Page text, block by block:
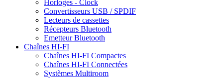
Horloges - Clock
Convertisseurs USB / SPDIF
Lecteurs de cassettes
Récepteurs Bluetooth
Emetteur Bluetooth
Chaînes HI-FI
Chaînes HI-FI Compactes
Chaînes HI-FI Connectées
Systèmes Multiroom